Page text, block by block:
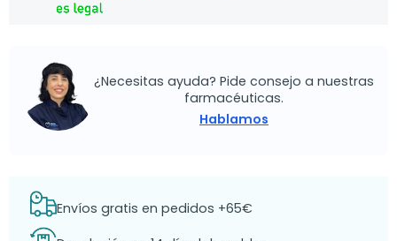
¿Necesitas ayuda? Pide consejo a nuestras
farmacéuticas.
Hablamos
Envíos gratis en pedidos +65€